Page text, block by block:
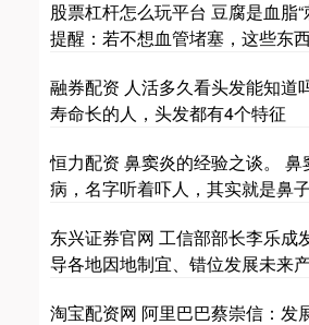
股票杠杆怎么玩平台 豆腐是血脂“
提醒：若不想血管堵塞，这些东
融券配资 人活多久看头发能知道
寿命长的人，头发都有4个特征
恒力配资 鼻窦炎的经验之谈。 鼻
病，名字听着吓人，其实就是鼻
东兴证券官网 工信部部长李乐成
导各地因地制宜、错位发展未来
淘宝配资网 阿里巴巴蔡崇信：发